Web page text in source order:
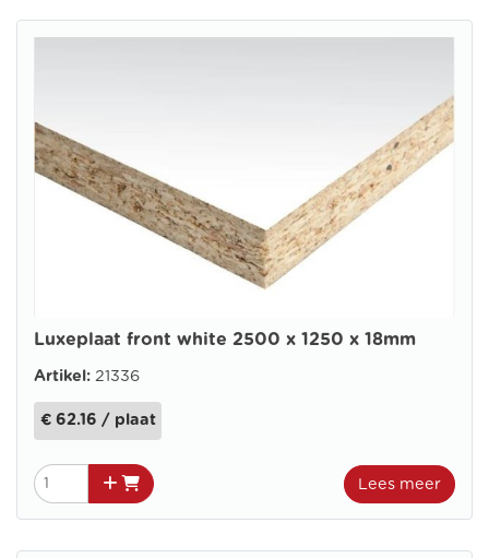
Luxeplaat front white 2500 x 1250 x 18mm
Artikel: 21336
€ 62.16 / plaat
Lees meer